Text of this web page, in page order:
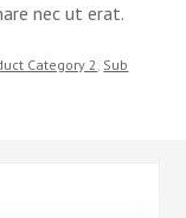
nec ut erat.
Category 2 , Sub